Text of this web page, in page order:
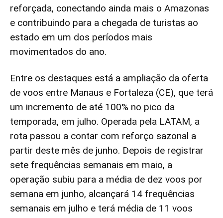
reforçada, conectando ainda mais o Amazonas
e contribuindo para a chegada de turistas ao
estado em um dos períodos mais
movimentados do ano.
Entre os destaques está a ampliação da oferta
de voos entre Manaus e Fortaleza (CE), que terá
um incremento de até 100% no pico da
temporada, em julho. Operada pela LATAM, a
rota passou a contar com reforço sazonal a
partir deste mês de junho. Depois de registrar
sete frequências semanais em maio, a
operação subiu para a média de dez voos por
semana em junho, alcançará 14 frequências
semanais em julho e terá média de 11 voos